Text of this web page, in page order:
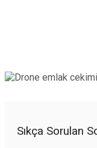
Sıkça Sorulan